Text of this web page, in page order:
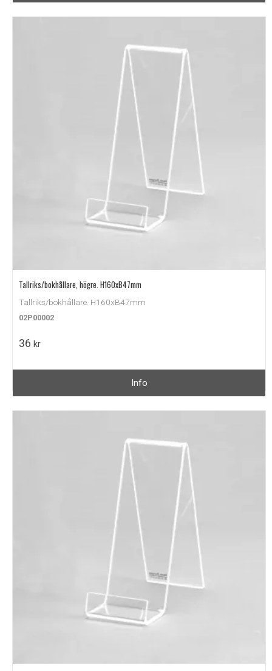
Tallriks/bokhållare, högre. H160xB47mm
Tallriks/bokhållare. H160xB47mm
02P00002
36 kr
Info